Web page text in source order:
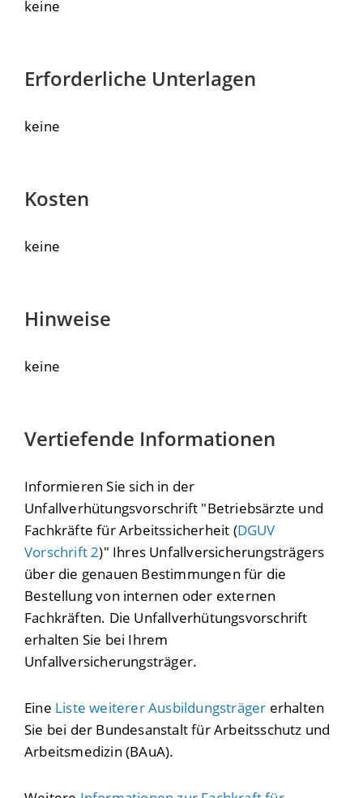
keine
Erforderliche Unterlagen
keine
Kosten
keine
Hinweise
keine
Vertiefende Informationen
Informieren Sie sich in der
Unfallverhütungsvorschrift "Betriebsärzte und
Fachkräfte für Arbeitssicherheit (DGUV
Vorschrift 2)" Ihres Unfallversicherungsträgers
über die genauen Bestimmungen für die
Bestellung von internen oder externen
Fachkräften. Die Unfallverhütungsvorschrift
erhalten Sie bei Ihrem
Unfallversicherungsträger.
Eine Liste weiterer Ausbildungsträger erhalten
Sie bei der Bundesanstalt für Arbeitsschutz und
Arbeitsmedizin (BAuA).